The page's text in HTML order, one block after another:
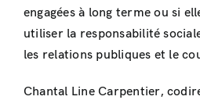
engagées à long terme ou si
utiliser la responsabilité
les relations publiques et le
Chantal Line Carpentier,